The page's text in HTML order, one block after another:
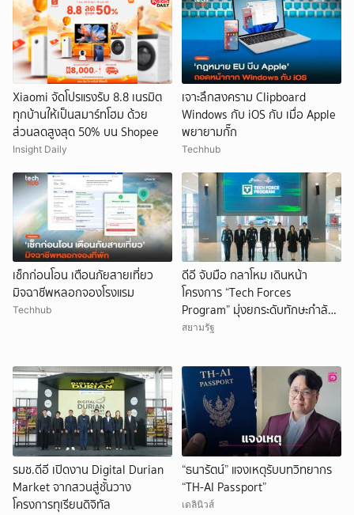
Xiaomi จัดโปรแรงรับ 8.8 เนรมิต
ทุกบ้านให้เป็นสมาร์ทโฮม ด้วย
ส่วนลดสูงสุด 50% บน Shopee
Insight Daily
เจาะลึกสงคราม Clipboard
Windows กับ iOS กับ เมื่อ Apple
พยายามกั๊ก
Techhub
เช็กก่อนโอน เตือนภัยสายเที่ยว
มิจฉาชีพหลอกจองโรงแรม
Techhub
ดีอี จับมือ กลาโหม เดินหน้า
โครงการ “Tech Forces
Program” มุ่งยกระดับทักษะกำลัง
พลยุคดิจิทัล
สยามรัฐ
รมช.ดีอี เปิดงาน Digital Durian
Market จากสวนสู่ชั้นวาง
โครงการทุเรียนดิจิทัล
“ธนารัตน์” แจงเหตุรับบทวิทยากร
“TH-AI Passport”
เดลินิวส์